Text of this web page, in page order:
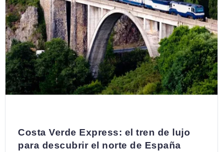
Costa Verde Express: el tren de lujo
para descubrir el norte de España